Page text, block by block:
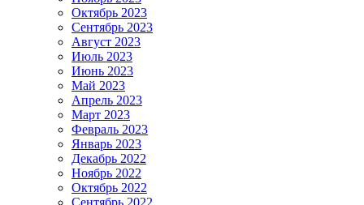
Октябрь 2023
Сентябрь 2023
Август 2023
Июль 2023
Июнь 2023
Май 2023
Апрель 2023
Март 2023
Февраль 2023
Январь 2023
Декабрь 2022
Ноябрь 2022
Октябрь 2022
Сентябрь 2022